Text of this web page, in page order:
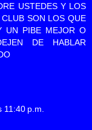
USTEDES Y LOS
SON LOS QUE
UN PIBE MEJOR O
DE HABLAR
p.m.